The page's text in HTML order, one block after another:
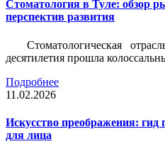
Стоматология в Туле: обзор
перспектив развития
Стоматологическая
десятилетия прошла
Подробнее
11.02.2026
Искусство преображения:
для лица